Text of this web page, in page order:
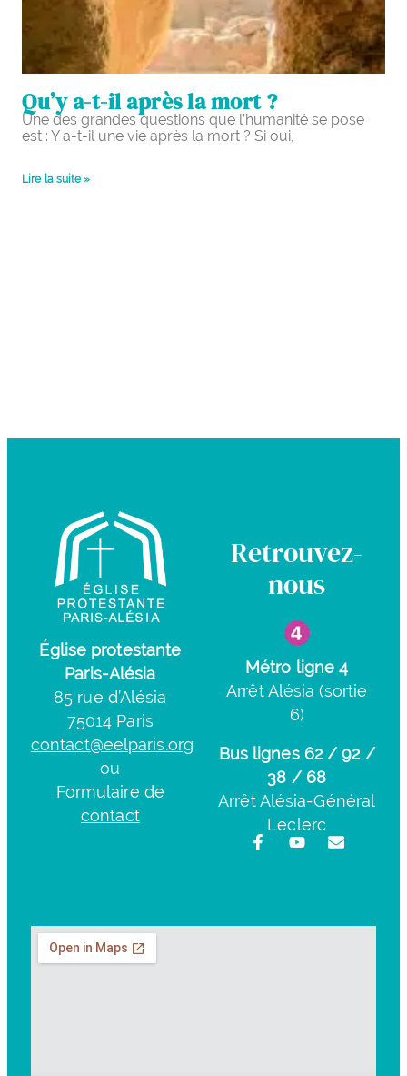
Qu’y a-t-il après la mort ?
Une des grandes questions que l’humanité se pose
est : Y a-t-il une vie après la mort ? Si oui,
Lire la suite »
Église protestante
Paris-Alésia
85 rue d’Alésia
75014 Paris
contact@eelparis.org
ou
Formulaire de
contact
Retrouvez-
nous
Métro ligne 4
Arrêt Alésia (sortie
6)
Bus lignes 62 / 92 /
38 / 68
Arrêt Alésia-Général
Leclerc